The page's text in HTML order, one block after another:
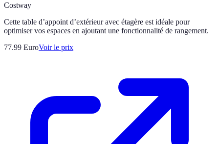
Costway
Cette table d’appoint d’extérieur avec étagère est idéale pour
optimiser vos espaces en ajoutant une fonctionnalité de rangement.
77.99 EuroVoir le prix